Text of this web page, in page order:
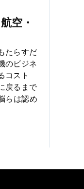
空・
たらすだ
のビジネ
コスト
戻るまで
らは認め